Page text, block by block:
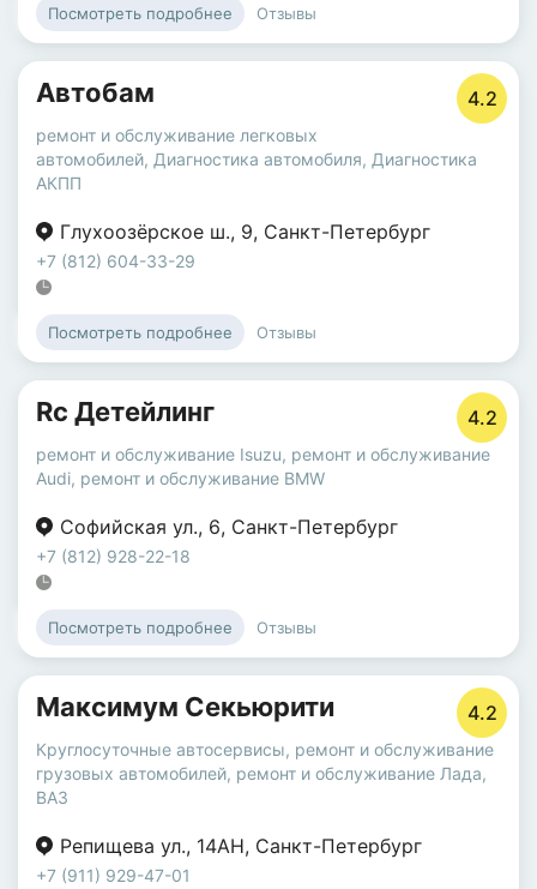
Посмотреть подробнее Отзывы
Автобам 4.2
ремонт и обслуживание легковых
автомобилей, Диагностика автомобиля, Диагностика
АКПП
Глухоозёрское ш., 9, Санкт-Петербург
+7 (812) 604-33-29
Посмотреть подробнее Отзывы
Rc Детейлинг 4.2
ремонт и обслуживание Isuzu, ремонт и обслуживание
Audi, ремонт и обслуживание BMW
Софийская ул., 6, Санкт-Петербург
+7 (812) 928-22-18
Посмотреть подробнее Отзывы
Максимум Секьюрити 4.2
Круглосуточные автосервисы, ремонт и обслуживание
грузовых автомобилей, ремонт и обслуживание Лада,
ВАЗ
Репищева ул., 14АН, Санкт-Петербург
+7 (911) 929-47-01